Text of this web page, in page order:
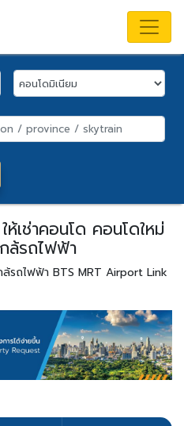
เช่าคอนโด คอนโดใหม่
ล้รถไฟฟ้า
ล้รถไฟฟ้า BTS MRT Airport Link